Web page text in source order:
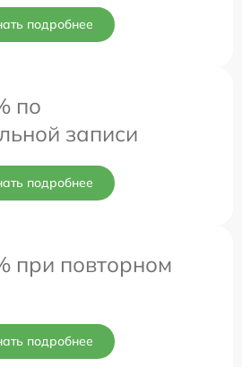
подробнее
по
записи
подробнее
при повторном
подробнее